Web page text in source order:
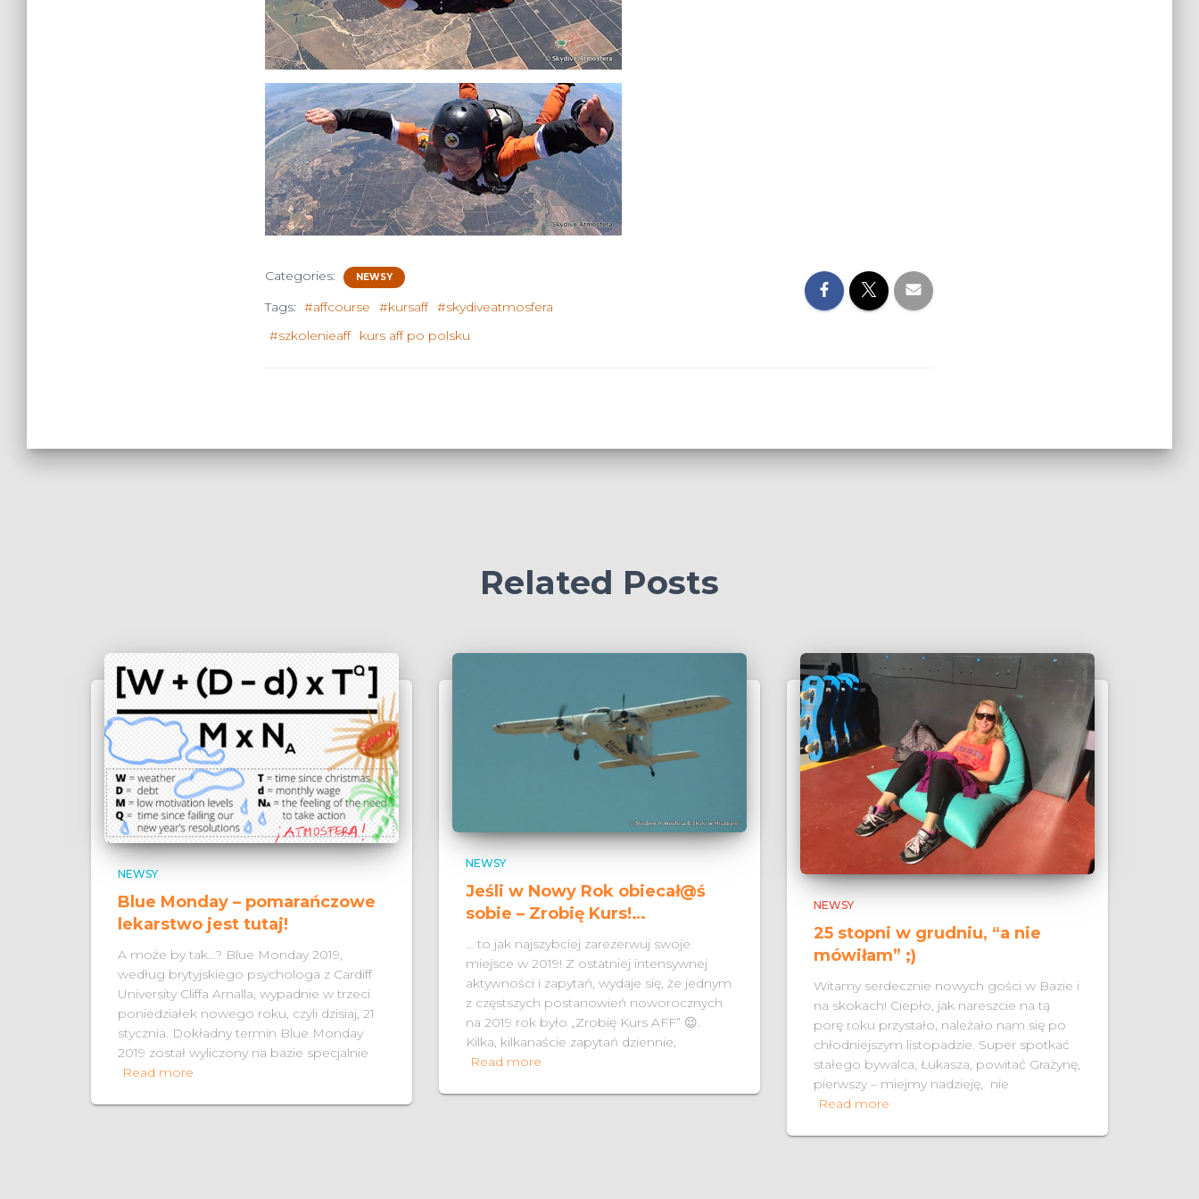
Categories: NEWSY
Tags: #affcourse #kursaff #skydiveatmosfera
#szkolenieaff
kurs aff po polsku
Related Posts
NEWSY
Blue Monday – pomarańczowe
lekarstwo jest tutaj!
A może by tak…? Blue Monday 2019,
według brytyjskiego psychologa z Cardiff
University Cliffa Arnalla, wypadnie w trzeci
poniedziałek nowego roku, czyli dzisiaj, 21
stycznia. Dokładny termin Blue Monday
2019 został wyliczony na bazie specjalnie
Read more
NEWSY
Jeśli w Nowy Rok obiecał@ś
sobie – Zrobię Kurs!…
… to jak najszybciej zarezerwuj swoje
miejsce w 2019! Z ostatniej intensywnej
aktywności i zapytań, wydaje się, że jednym
z częstszych postanowień noworocznych
na 2019 rok było „Zrobię Kurs AFF” 😉.
Kilka, kilkanaście zapytań dziennie,
Read more
NEWSY
25 stopni w grudniu, “a nie
mówiłam” ;)
Witamy serdecznie nowych gości w Bazie i
na skokach! Ciepło, jak nareszcie na tą
porę roku przystało, należało nam się po
chłodniejszym listopadzie. Super spotkać
stałego bywalca, Łukasza, powitać Grażynę,
pierwszy – miejmy nadzieję, nie
Read more